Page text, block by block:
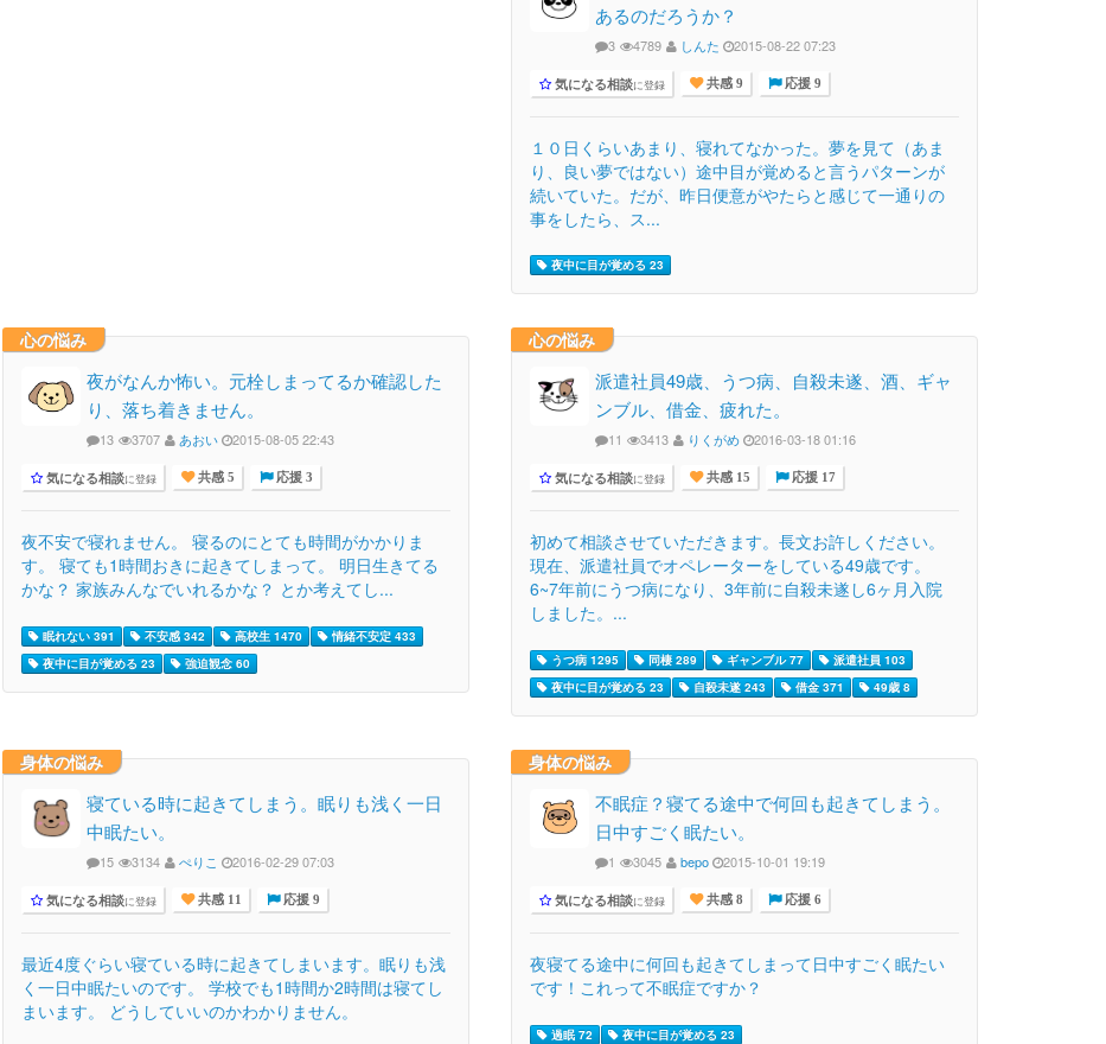
あるのだろうか？
3 4789 しんた 2015-08-22 07:23
気になる相談に登録 共感 9 応援 9
１０日くらいあまり、寝れてなかった。夢を見て（あま
り、良い夢ではない）途中目が覚めると言うパターンが
続いていた。だが、昨日便意がやたらと感じて一通りの
事をしたら、ス...
夜中に目が覚める 23
心の悩み
夜がなんか怖い。元栓しまってるか確認した
り、落ち着きません。
13 3707 あおい 2015-08-05 22:43
気になる相談に登録 共感 5 応援 3
夜不安で寝れません。 寝るのにとても時間がかかりま
す。 寝ても1時間おきに起きてしまって。 明日生きてる
かな？ 家族みんなでいれるかな？ とか考えてし...
眠れない 391 不安感 342 高校生 1470
情緒不安定 433
夜中に目が覚める 23
強迫観念 60
心の悩み
派遣社員49歳、うつ病、自殺未遂、酒、ギャ
ンブル、借金、疲れた。
11 3413 りくがめ 2016-03-18 01:16
気になる相談に登録 共感 15 応援 17
初めて相談させていただきます。長文お許しください。
現在、派遣社員でオペレーターをしている49歳です。
6~7年前にうつ病になり、3年前に自殺未遂し6ヶ月入院
しました。...
うつ病 1295 同棲 289 ギャンブル 77
派遣社員 103
夜中に目が覚める 23
自殺未遂 243 借金 371 49歳 8
身体の悩み
寝ている時に起きてしまう。眠りも浅く一日
中眠たい。
15 3134 ぺりこ 2016-02-29 07:03
気になる相談に登録 共感 11 応援 9
最近4度ぐらい寝ている時に起きてしまいます。眠りも浅
く一日中眠たいのです。 学校でも1時間か2時間は寝てし
まいます。 どうしていいのかわかりません。
身体の悩み
不眠症？寝てる途中で何回も起きてしまう。
日中すごく眠たい。
1 3045 bepo 2015-10-01 19:19
気になる相談に登録 共感 8 応援 6
夜寝てる途中に何回も起きてしまって日中すごく眠たい
です！これって不眠症ですか？
過眠 72 夜中に目が覚める 23